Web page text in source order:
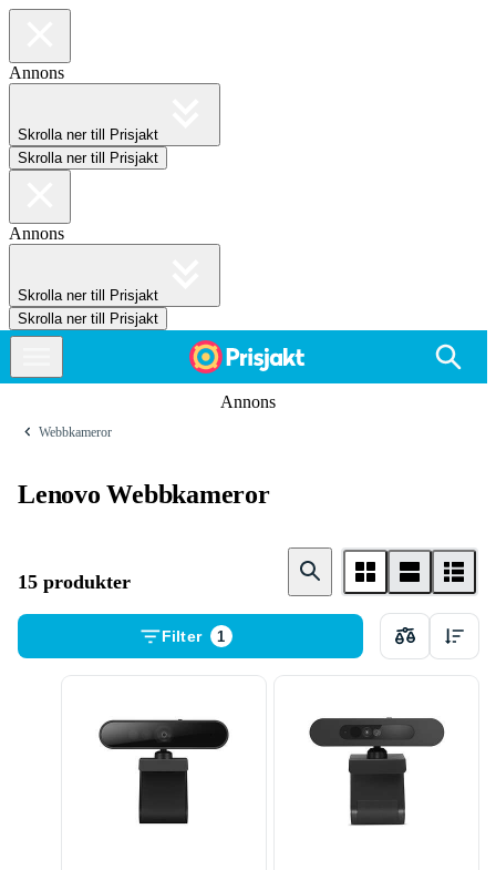
Annons
Skrolla ner till Prisjakt
Skrolla ner till Prisjakt
Annons
Skrolla ner till Prisjakt
Skrolla ner till Prisjakt
Annons
Webbkameror
Lenovo Webbkameror
15 produkter
Filter 1